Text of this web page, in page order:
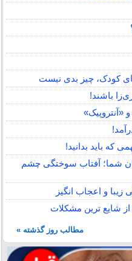
کودک، چیز بدی نیست
«آنتروپیک»
که باید بدانید!
شما؛ آفتاب سوختگی چشم
و اعجاب انگیز
شایع ترین مشکلات
مطالب روز گذشته »